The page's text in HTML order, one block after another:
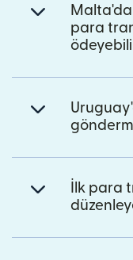
para
İlk para